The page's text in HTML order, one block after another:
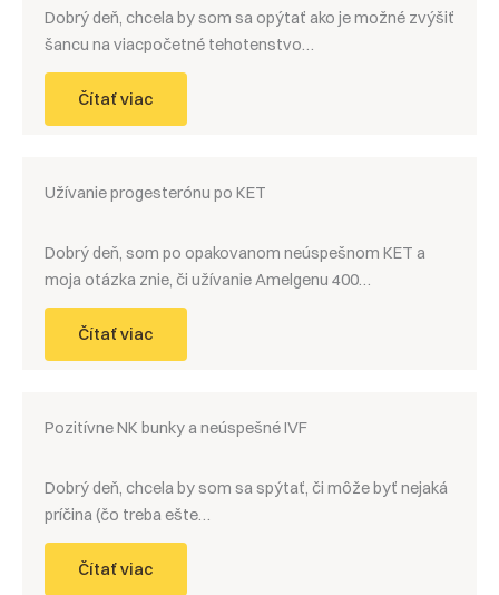
Dobrý deň, chcela by som sa opýtať ako je možné zvýšiť
šancu na viacpočetné tehotenstvo…
Čítať viac
Užívanie progesterónu po KET
Dobrý deň, som po opakovanom neúspešnom KET a
moja otázka znie, či užívanie Amelgenu 400…
Čítať viac
Pozitívne NK bunky a neúspešné IVF
Dobrý deň, chcela by som sa spýtať, či môže byť nejaká
príčina (čo treba ešte…
Čítať viac